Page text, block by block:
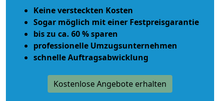
Keine versteckten Kosten
Sogar möglich mit einer Festpreisgarantie
bis zu ca. 60 % sparen
professionelle Umzugsunternehmen
schnelle Auftragsabwicklung
Kostenlose Angebote erhalten